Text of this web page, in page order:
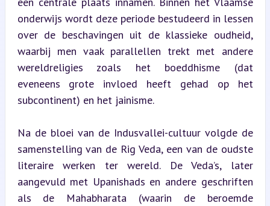
onderwijs wordt deze periode bestudeerd in lessen
over de beschavingen uit de klassieke oudheid,
waarbij men vaak parallellen trekt met andere
wereldreligies zoals het boeddhisme (dat
eveneens grote invloed heeft gehad op het
subcontinent) en het jainisme.
Na de bloei van de Indusvallei-cultuur volgde de
samenstelling van de Rig Veda, een van de oudste
literaire werken ter wereld. De Veda’s, later
aangevuld met Upanishads en andere geschriften
als de Mahabharata (waarin de beroemde